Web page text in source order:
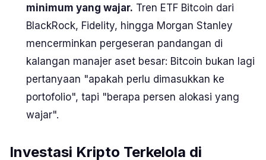
minimum yang wajar. Tren ETF Bitcoin dari
BlackRock, Fidelity, hingga Morgan Stanley
mencerminkan pergeseran pandangan di
kalangan manajer aset besar: Bitcoin bukan lagi
pertanyaan "apakah perlu dimasukkan ke
portofolio", tapi "berapa persen alokasi yang
wajar".
Investasi Kripto Terkelola di